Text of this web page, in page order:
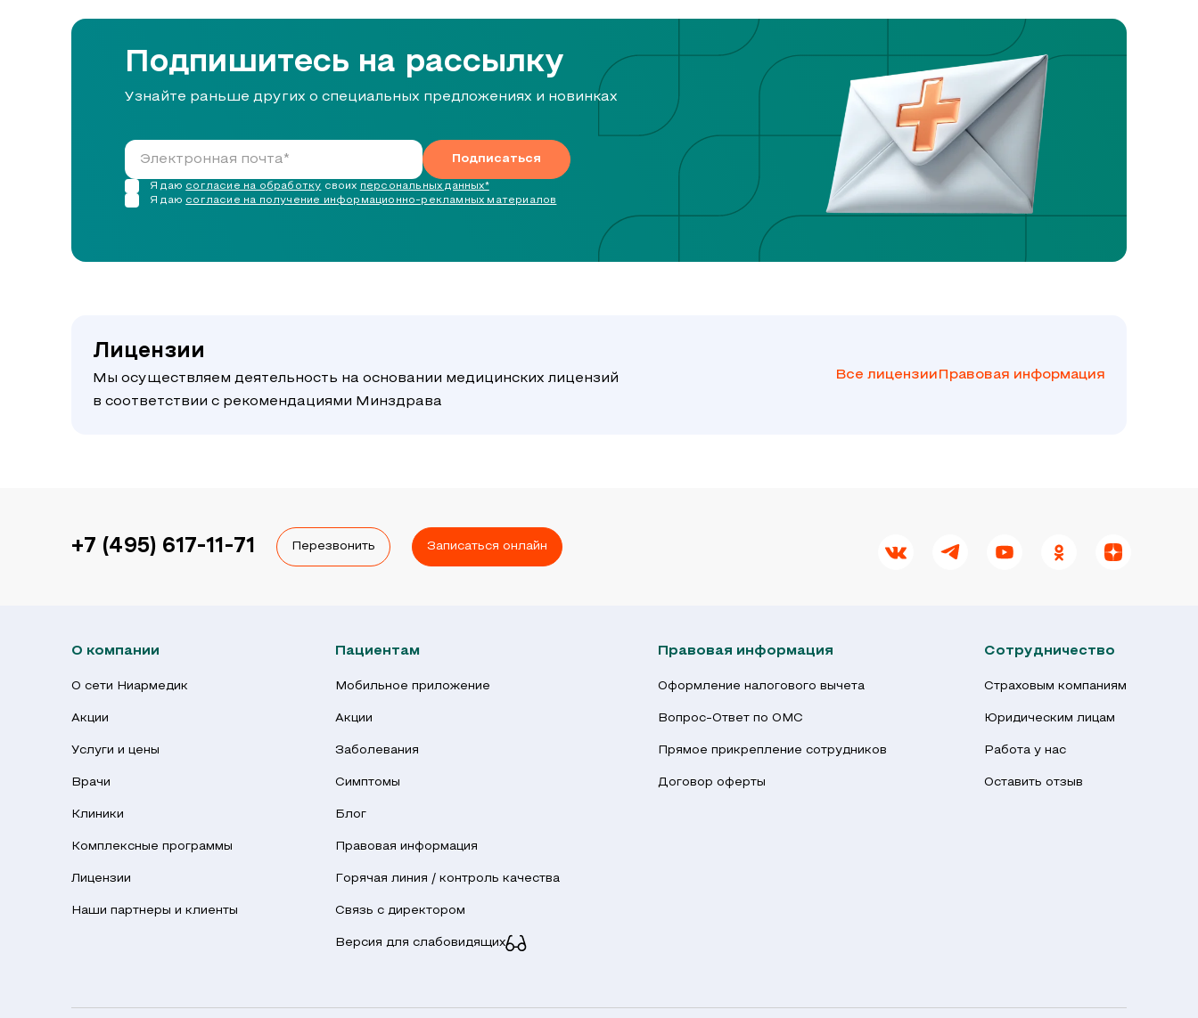
Подпишитесь на рассылку
Узнайте раньше других о специальных предложениях и новинках
Подписаться
Я даю согласие на обработку своих персональных данных*
Я даю согласие на получение информационно-рекламных материалов
Лицензии
Мы осуществляем деятельность на основании медицинских лицензий
в соответствии с рекомендациями Минздрава
Все лицензии Правовая информация
+7 (495) 617-11-71 Перезвонить Записаться онлайн
О компании
О сети Ниармедик
Акции
Услуги и цены
Врачи
Клиники
Комплексные программы
Лицензии
Наши партнеры и клиенты
Пациентам
Мобильное приложение
Акции
Заболевания
Симптомы
Блог
Правовая информация
Горячая линия / контроль качества
Связь с директором
Версия для слабовидящих
Правовая информация
Оформление налогового вычета
Вопрос-Ответ по ОМС
Прямое прикрепление сотрудников
Договор оферты
Сотрудничество
Страховым компаниям
Юридическим лицам
Работа у нас
Оставить отзыв